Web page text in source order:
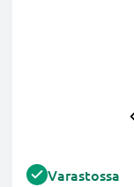
Varastossa